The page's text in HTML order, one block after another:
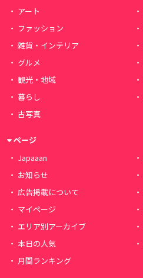
アート
ファッション
雑貨・インテリア
グルメ
観光・地域
暮らし
古写真
ページ
Japaaan
お知らせ
広告掲載について
マイページ
エリア別アーカイブ
本日の人気
月間ランキング